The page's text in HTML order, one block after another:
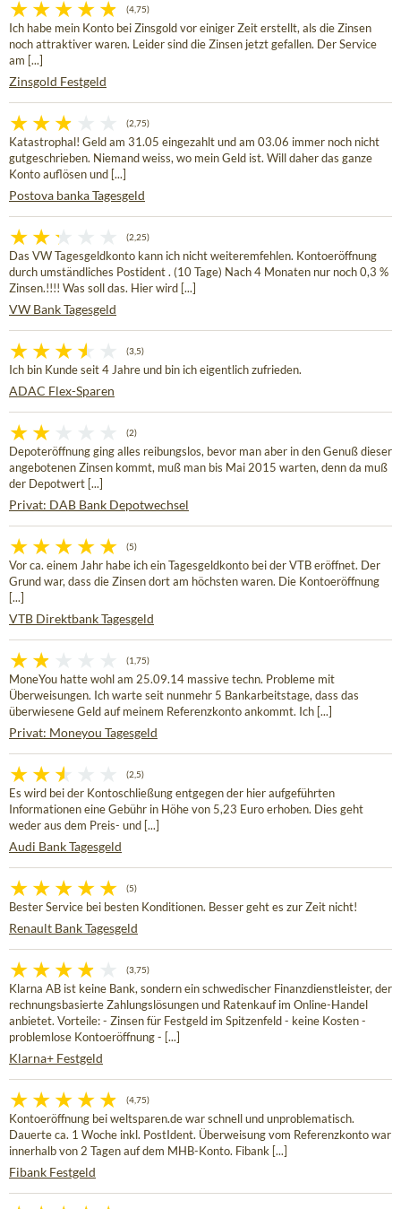
(4,75)
Ich habe mein Konto bei Zinsgold vor einiger Zeit erstellt, als die Zinsen
noch attraktiver waren. Leider sind die Zinsen jetzt gefallen. Der Service
am [...]
Zinsgold Festgeld
(2,75)
Katastrophal! Geld am 31.05 eingezahlt und am 03.06 immer noch nicht
gutgeschrieben. Niemand weiss, wo mein Geld ist. Will daher das ganze
Konto auflösen und [...]
Postova banka Tagesgeld
(2,25)
Das VW Tagesgeldkonto kann ich nicht weiteremfehlen. Kontoeröffnung
durch umständliches Postident . (10 Tage) Nach 4 Monaten nur noch 0,3 %
Zinsen.!!!! Was soll das. Hier wird [...]
VW Bank Tagesgeld
(3,5)
Ich bin Kunde seit 4 Jahre und bin ich eigentlich zufrieden.
ADAC Flex-Sparen
(2)
Depoteröffnung ging alles reibungslos, bevor man aber in den Genuß dieser
angebotenen Zinsen kommt, muß man bis Mai 2015 warten, denn da muß
der Depotwert [...]
Privat: DAB Bank Depotwechsel
(5)
Vor ca. einem Jahr habe ich ein Tagesgeldkonto bei der VTB eröffnet. Der
Grund war, dass die Zinsen dort am höchsten waren. Die Kontoeröffnung
[...]
VTB Direktbank Tagesgeld
(1,75)
MoneYou hatte wohl am 25.09.14 massive techn. Probleme mit
Überweisungen. Ich warte seit nunmehr 5 Bankarbeitstage, dass das
überwiesene Geld auf meinem Referenzkonto ankommt. Ich [...]
Privat: Moneyou Tagesgeld
(2,5)
Es wird bei der Kontoschließung entgegen der hier aufgeführten
Informationen eine Gebühr in Höhe von 5,23 Euro erhoben. Dies geht
weder aus dem Preis- und [...]
Audi Bank Tagesgeld
(5)
Bester Service bei besten Konditionen. Besser geht es zur Zeit nicht!
Renault Bank Tagesgeld
(3,75)
Klarna AB ist keine Bank, sondern ein schwedischer Finanzdienstleister, der
rechnungsbasierte Zahlungslösungen und Ratenkauf im Online-Handel
anbietet. Vorteile: - Zinsen für Festgeld im Spitzenfeld - keine Kosten -
problemlose Kontoeröffnung - [...]
Klarna+ Festgeld
(4,75)
Kontoeröffnung bei weltsparen.de war schnell und unproblematisch.
Dauerte ca. 1 Woche inkl. PostIdent. Überweisung vom Referenzkonto war
innerhalb von 2 Tagen auf dem MHB-Konto. Fibank [...]
Fibank Festgeld